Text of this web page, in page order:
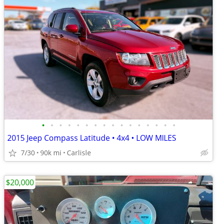
• • • • • • • • • • • • • • • •
2015 Jeep Compass Latitude • 4x4 • LOW MILES
7/30 90k mi Carlisle
$20,000